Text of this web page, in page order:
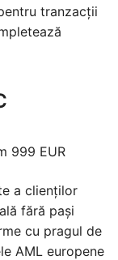
tranzacții
999 EUR
a clienților
fără pași
cu pragul de
AML europene